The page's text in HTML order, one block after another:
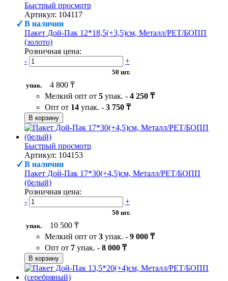
Быстрый просмотр
Артикул: 104117
В наличии
Пакет Дой-Пак 12*18,5(+3,5)см, Металл/PET/БОПП
(золото)
Розничная цена:
-
+
50 шт.
упак.
4 800 ₸
Мелкий опт от 5 упак. - 4 250 ₸
Опт от 14 упак. - 3 750 ₸
В корзину
Быстрый просмотр
Артикул: 104153
В наличии
Пакет Дой-Пак 17*30(+4,5)см, Металл/PET/БОПП
(белый)
Розничная цена:
-
+
50 шт.
упак.
10 500 ₸
Мелкий опт от 3 упак. - 9 000 ₸
Опт от 7 упак. - 8 000 ₸
В корзину